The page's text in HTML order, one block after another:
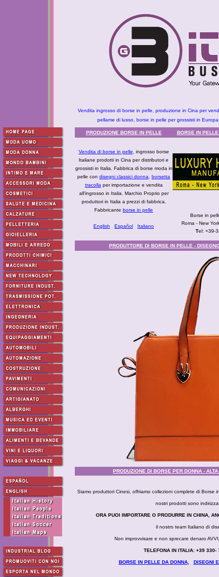
Vendita ingrosso di borse in pelle, produzione in Cina per
pellame di lusso, borse in pelle per grossisti in
PRODUZIONE BORSE IN PELLE BORSE IN
Vendita di borse in pelle , ingrosso borse
Italiane prodotti in Cina per distributori e
grossisti in Italia. Fabbrica di borse moda in
pelle con disegni classici donna
borsetta
tracolla per importazione e vendita
all'ingrosso in Italia. Marchio Proprio per
produttori in Italia a prezzi di fabbrica.
Fabbricante borse in pelle
English Español Italiano
Borse in
Roma - New
Tel: +39-
PRODUTTORE DI BORSE IN PELLE -
PRODUZIONE DI BORSE PER DONNA -
Siamo produttori Cinesi, offriamo collezioni complete di
nostri prodotti sono
ORA PUOI IMPORTARE O PRODURRE IN CHINA,
il nostro team Italiano di
Non improvvisare e non sprecare denaro
TELEFONA IN ITALIA: +39
BORSE IN PELLE DA DONNA, DISEGNI